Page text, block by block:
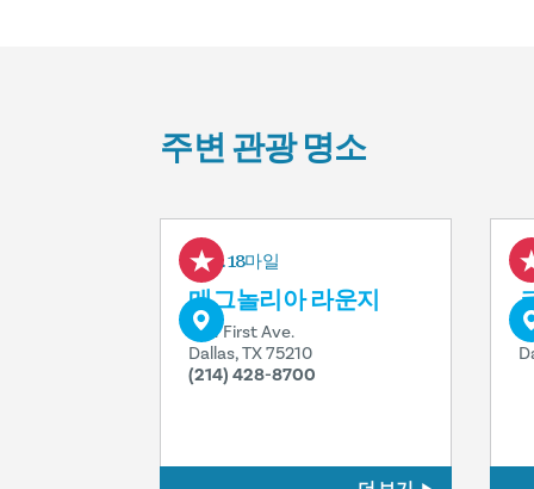
주변 관광 명소
0.18마일
매그놀리아 라운지
1121 First Ave.
Dallas, TX 75210
(214) 428-8700